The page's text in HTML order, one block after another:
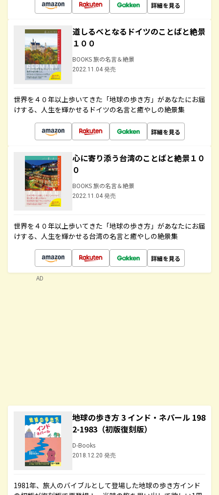
詳細を見る
道しるべとなるドイツのことばと絶景
１００
BOOKS 旅の名言＆絶景
2022.11.04 発売
世界を４０年以上歩いてきた「地球の歩き方」があなたにお届
けする、人生を輝かせるドイツの名言と癒やしの絶景集
詳細を見る
心に寄り添う台湾のことばと絶景１０
０
BOOKS 旅の名言＆絶景
2022.11.04 発売
世界を４０年以上歩いてきた「地球の歩き方」があなたにお届
けする、人生を輝かせる台湾の名言と癒やしの絶景集
詳細を見る
地球の歩き方 3 インド・ネパール 198
2-1983（初版復刻版）
D-Books
2018.12.20 発売
1981年、旅人のバイブルとして登場した地球の歩き方インド
AD